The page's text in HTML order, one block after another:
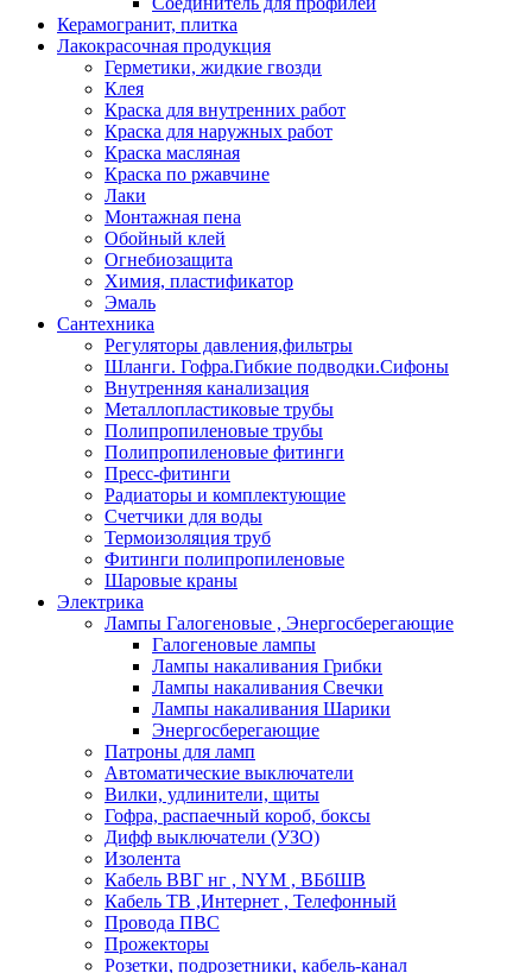
Керамогранит, плитка
Лакокрасочная продукция
Герметики, жидкие гвозди
Клея
Краска для внутренних работ
Краска для наружных работ
Краска масляная
Краска по ржавчине
Лаки
Монтажная пена
Обойный клей
Огнебиозащита
Химия, пластификатор
Эмаль
Сантехника
Регуляторы давления,фильтры
Шланги. Гофра.Гибкие подводки.Сифоны
Внутренняя канализация
Металлопластиковые трубы
Полипропиленовые трубы
Полипропиленовые фитинги
Пресс-фитинги
Радиаторы и комплектующие
Счетчики для воды
Термоизоляция труб
Фитинги полипропиленовые
Шаровые краны
Электрика
Лампы Галогеновые , Энергосберегающие
Галогеновые лампы
Лампы накаливания Грибки
Лампы накаливания Свечки
Лампы накаливания Шарики
Энергосберегающие
Патроны для ламп
Автоматические выключатели
Вилки, удлинители, щиты
Гофра, распаечный короб, боксы
Дифф выключатели (УЗО)
Изолента
Кабель ВВГ нг , NYM , ВБбШВ
Кабель ТВ ,Интернет , Телефонный
Провода ПВС
Прожекторы
Розетки, подрозетники, кабель-канал